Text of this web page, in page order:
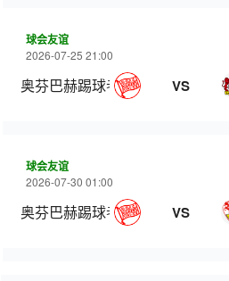
球会友谊
2026-07-25 21:00
奥芬巴赫踢球者 VS
球会友谊
2026-07-30 01:00
奥芬巴赫踢球者 VS